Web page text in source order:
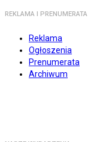
REKLAMA I PRENUMERATA
Reklama
Ogłoszenia
Prenumerata
Archiwum